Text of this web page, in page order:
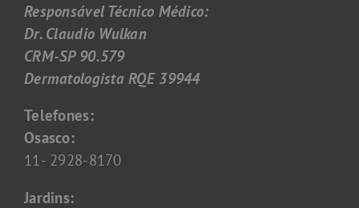
Responsável Técnico Médico:
Dr. Claudio Wulkan
CRM-SP 90.579
Dermatologista RQE 39944
Telefones:
Osasco:
11- 2928-8170
Jardins: